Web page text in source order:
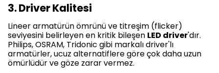
3. Driver Kalitesi
Lineer armatürün ömrünü ve titreşim (flicker)
seviyesini belirleyen en kritik bileşen LED driver'dır.
Philips, OSRAM, Tridonic gibi markalı driver'lı
armatürler, ucuz alternatiflere göre çok daha uzun
ömürlüdür ve göze zarar vermez.